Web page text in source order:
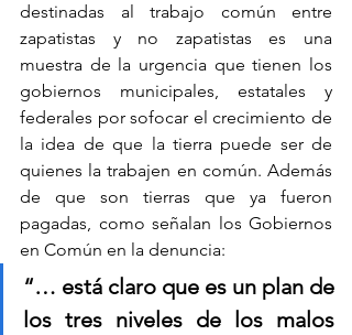
destinadas al trabajo común entre
zapatistas y no zapatistas es una
muestra de la urgencia que tienen los
gobiernos municipales, estatales y
federales por sofocar el crecimiento de
la idea de que la tierra puede ser de
quienes la trabajen en común. Además
de que son tierras que ya fueron
pagadas, como señalan los Gobiernos
en Común en la denuncia:
“… está claro que es un plan de
los tres niveles de los malos